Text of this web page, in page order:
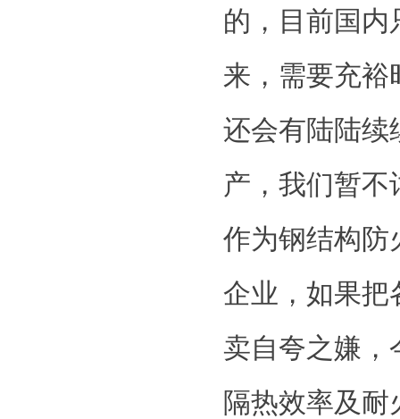
的，目前国内
来，需要充裕
还会有陆陆续
产，我们暂不
作为钢结构防
企业，如果把
卖自夸之嫌，
隔热效率及